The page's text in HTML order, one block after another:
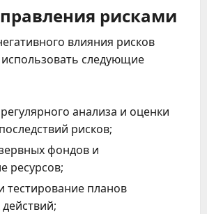
рисками
влияния рисков
следующие
анализа и оценки
рисков;
фондов и
ресурсов;
тестирование планов